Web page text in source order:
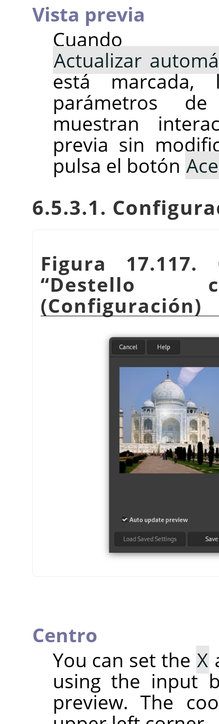
Vista previa
Cuando
Actualizar
está
parámetros
muestran
previa sin
pulsa el botón
6.5.3.1.
Figura
“Destello
(Configuración)
Centro
You can set the X
using the input
preview. The